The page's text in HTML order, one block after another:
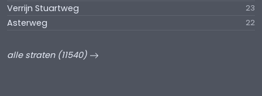
Verrijn Stuartweg 23
Asterweg 22
alle straten (11540)